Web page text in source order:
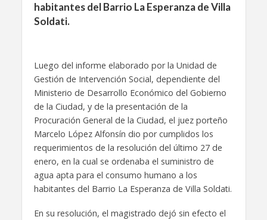
habitantes del Barrio La Esperanza de Villa
Soldati.
Luego del informe elaborado por la Unidad de
Gestión de Intervención Social, dependiente del
Ministerio de Desarrollo Económico del Gobierno
de la Ciudad, y de la presentación de la
Procuración General de la Ciudad, el juez porteño
Marcelo López Alfonsín dio por cumplidos los
requerimientos de la resolución del último 27 de
enero, en la cual se ordenaba el suministro de
agua apta para el consumo humano a los
habitantes del Barrio La Esperanza de Villa Soldati.
En su resolución, el magistrado dejó sin efecto el